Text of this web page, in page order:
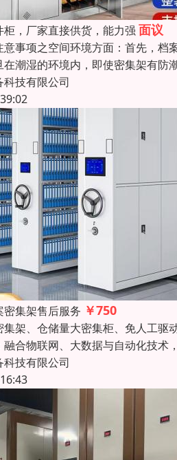
，厂家直接供货，能力强 面议
意事项之空间环境方面：首先，
在潮湿的环境内，即使密集架有防
技有限公司
集架售后服务 ￥750
集架、仓储量大密集柜、免人工
融合物联网、大数据与自动化技
技有限公司